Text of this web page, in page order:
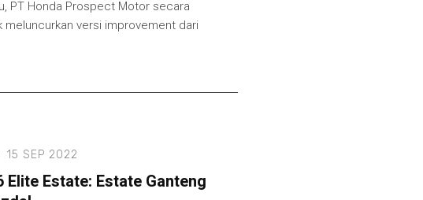
PT Honda Prospect Motor secara
meluncurkan versi improvement dari
15 SEP 2022
Elite Estate: Estate Ganteng